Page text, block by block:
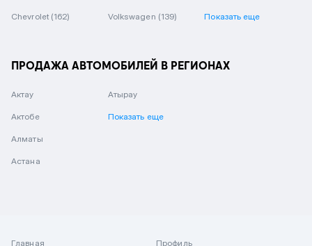
Chevrolet (162) Volkswagen (139) Показать еще
ПРОДАЖА АВТОМОБИЛЕЙ В РЕГИОНАХ
Актау
Актобе
Алматы
Астана
Атырау
Показать еще
Главная
Профиль